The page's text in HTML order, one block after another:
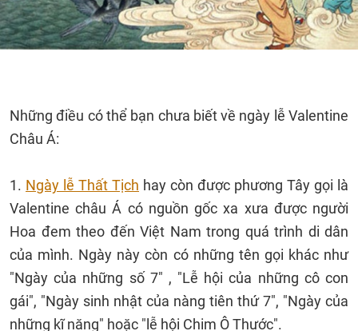
Những điều có thể bạn chưa biết về ngày lễ Valentine
Châu Á:
1. Ngày lễ Thất Tịch hay còn được phương Tây gọi là
Valentine châu Á có nguồn gốc xa xưa được người
Hoa đem theo đến Việt Nam trong quá trình di dân
của mình. Ngày này còn có những tên gọi khác như
"Ngày của những số 7" , "Lễ hội của những cô con
gái", "Ngày sinh nhật của nàng tiên thứ 7", "Ngày của
những kĩ năng" hoặc "lễ hội Chim Ô Thước".